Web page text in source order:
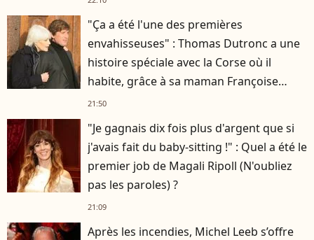
"Ça a été l'une des premières
envahisseuses" : Thomas Dutronc a une
histoire spéciale avec la Corse où il
habite, grâce à sa maman Françoise
Hardy
21:50
"Je gagnais dix fois plus d'argent que si
j'avais fait du baby-sitting !" : Quel a été le
premier job de Magali Ripoll (N'oubliez
pas les paroles) ?
21:09
Après les incendies, Michel Leeb s’offre